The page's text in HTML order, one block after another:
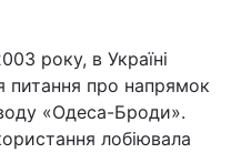
року, в Україні
питання про напрямок
«Одеса-Броди».
лобіювала